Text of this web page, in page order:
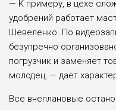
— К примеру, в цехе
удобрений рабо­тает
Шевеленко. По
безупречно
погрузчик и заменяет
молодец, — даёт
Все внеплановые